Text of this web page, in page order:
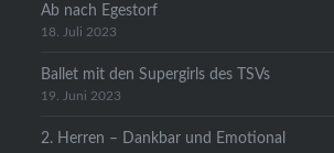
Ab nach Egestorf
18. Juli 2023
Ballet mit den Supergirls des TSVs
19. Juni 2023
2. Herren – Dankbar und Emotional